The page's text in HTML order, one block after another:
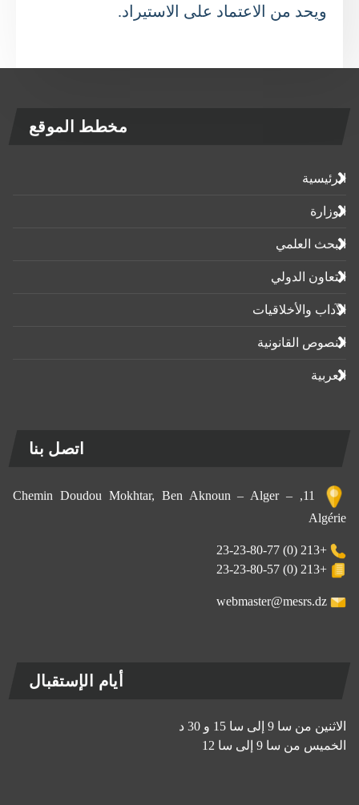
ويحد من الاعتماد على الاستيراد.
مخطط الموقع
الرئيسية
الوزارة
البحث العلمي
التعاون الدولي
الآداب واﻷخلاقيات
النصوص القانونية
العربية
اتصل بنا
11, Chemin Doudou Mokhtar, Ben Aknoun – Alger –
Algérie
+213 (0) 23-23-80-77
+213 (0) 23-23-80-57
webmaster@mesrs.dz
أيام الإستقبال
الاثنين من سا 9 إلى سا 15 و 30 د
الخميس من سا 9 إلى سا 12